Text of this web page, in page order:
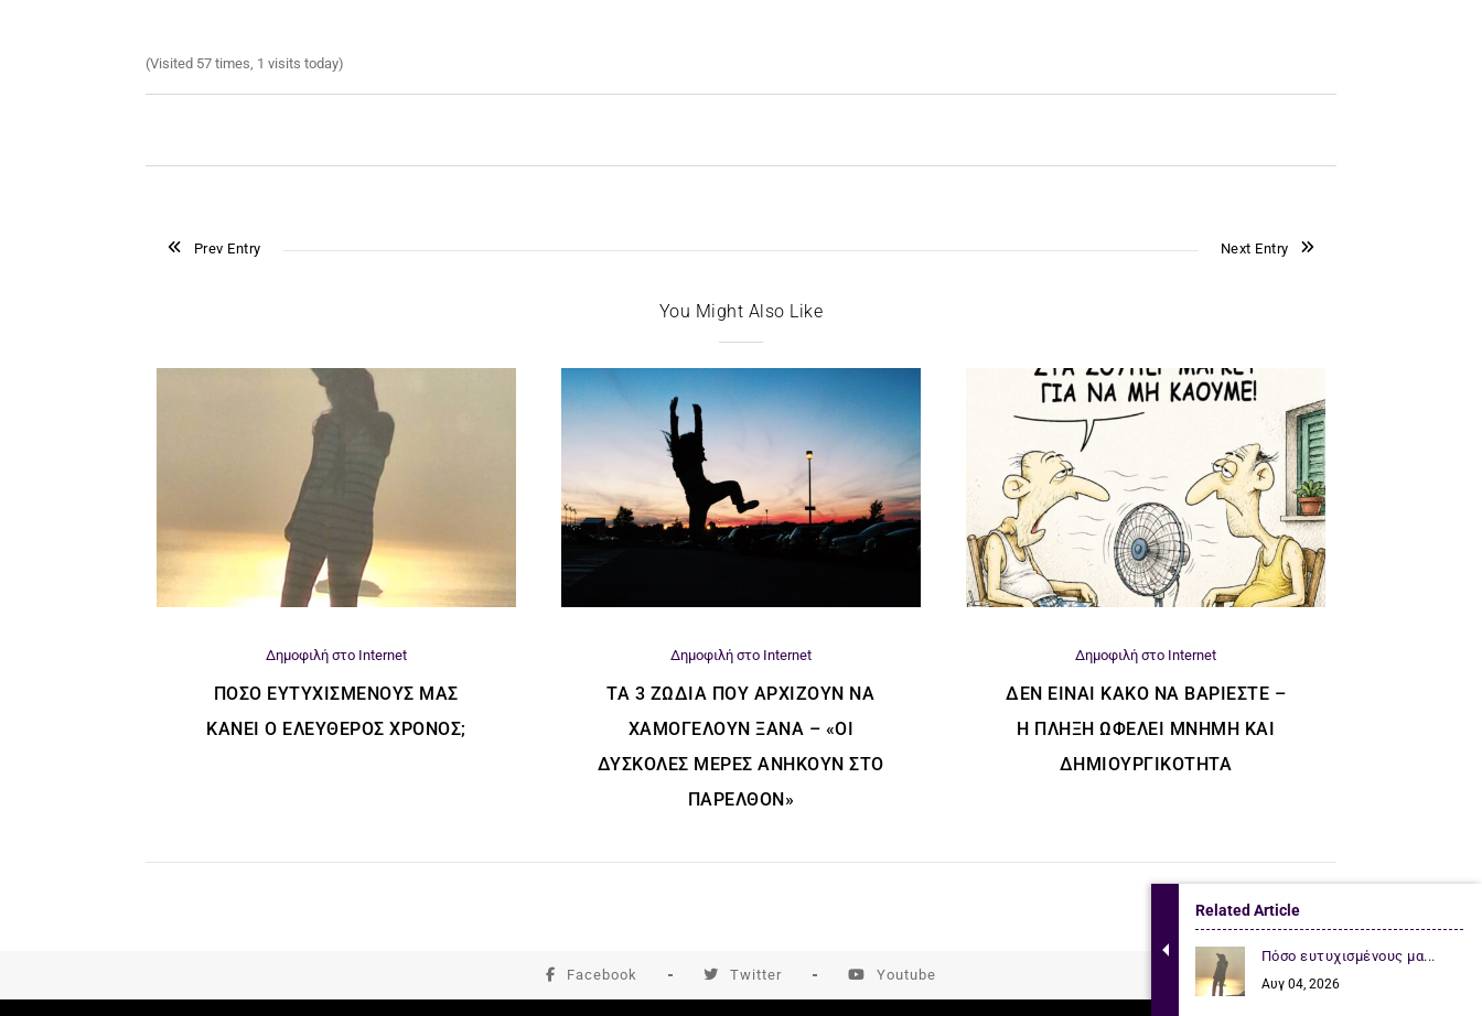
(Visited 57 times, 1 visits today)
Prev Entry Next Entry
Related Article
Πόσο ευτυχισμένους μα...
Αυγ 04, 2026
You Might Also Like
Δημοφιλή στο Internet
ΠΌΣΟ ΕΥΤΥΧΙΣΜΈΝΟΥΣ ΜΑΣ
ΚΆΝΕΙ Ο ΕΛΕΎΘΕΡΟΣ ΧΡΌΝΟΣ;
Δημοφιλή στο Internet
ΤΑ 3 ΖΏΔΙΑ ΠΟΥ ΑΡΧΊΖΟΥΝ ΝΑ
ΧΑΜΟΓΕΛΟΎΝ ΞΑΝΆ – «ΟΙ
ΔΎΣΚΟΛΕΣ ΜΈΡΕΣ ΑΝΉΚΟΥΝ ΣΤΟ
ΠΑΡΕΛΘΌΝ»
Δημοφιλή στο Internet
ΔΕΝ ΕΊΝΑΙ ΚΑΚΌ ΝΑ ΒΑΡΙΈΣΤΕ –
Η ΠΛΉΞΗ ΩΦΕΛΕΊ ΜΝΉΜΗ ΚΑΙ
ΔΗΜΙΟΥΡΓΙΚΌΤΗΤΑ
Facebook Twitter Youtube